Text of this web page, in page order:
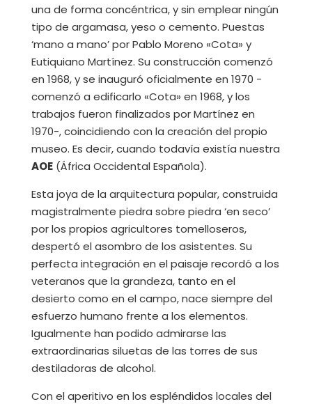
una de forma concéntrica, y sin emplear ningún
tipo de argamasa, yeso o cemento. Puestas
‘mano a mano’ por Pablo Moreno «Cota» y
Eutiquiano Martínez. Su construcción comenzó
en 1968, y se inauguró oficialmente en 1970 -
comenzó a edificarlo «Cota» en 1968, y los
trabajos fueron finalizados por Martínez en
1970-, coincidiendo con la creación del propio
museo. Es decir, cuando todavía existía nuestra
AOE(África Occidental Española).
Esta joya de la arquitectura popular, construida
magistralmente piedra sobre piedra ‘en seco’
por los propios agricultores tomelloseros,
despertó el asombro de los asistentes. Su
perfecta integración en el paisaje recordó a los
veteranos que la grandeza, tanto en el
desierto como en el campo, nace siempre del
esfuerzo humano frente a los elementos.
Igualmente han podido admirarse las
extraordinarias siluetas de las torres de sus
destiladoras de alcohol.
Con el aperitivo en los espléndidos locales del